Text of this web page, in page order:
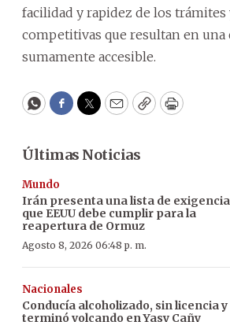
facilidad y rapidez de los trámites
competitivas que resultan en una
sumamente accesible.
WhatsApp
Facebook
Twitter
EmailCopyPrint
Últimas Noticias
Mundo
Irán presenta una lista de
que EEUU debe cumplir para la
reapertura de Ormuz
Agosto 8, 2026 06:48 p. m.
Nacionales
Conducía alcoholizado, sin licencia y
terminó volcando en Yasy Cañy